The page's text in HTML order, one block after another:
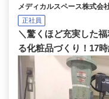
メディカルスペース株式会
正社員
＼驚くほど充実した
る化粧品づくり！17